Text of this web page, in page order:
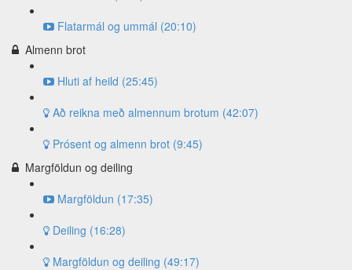
Flatarmál og ummál (20:10)
Almenn brot
Hluti af heild (25:45)
Að reikna með almennum brotum (42:07)
Prósent og almenn brot (9:45)
Margföldun og deiling
Margföldun (17:35)
Deiling (16:28)
Margföldun og deiling (49:17)